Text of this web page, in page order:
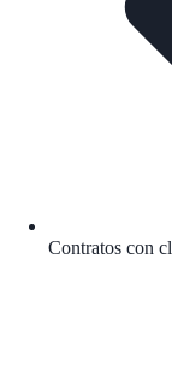
Contratos con